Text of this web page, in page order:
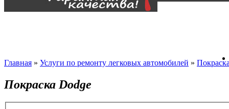
Главная » Услуги по ремонту легковых автомобилей »
Покраска Dodge